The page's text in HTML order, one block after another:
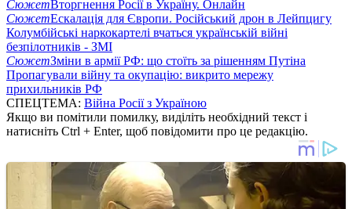
СюжетВторгнення Росії в Україну. Онлайн
СюжетЕскалація для Європи. Російський дрон в Лейпцигу
Колумбійські наркокартелі вчаться українській війні
безпілотників - ЗМІ
СюжетЗміни в армії РФ: що стоїть за рішенням Путіна
Пропагували війну та окупацію: викрито мережу
прихильників РФ
СПЕЦТЕМА: Війна Росії з Україною
Якщо ви помітили помилку, виділіть необхідний текст і
натисніть Ctrl + Enter, щоб повідомити про це редакцію.